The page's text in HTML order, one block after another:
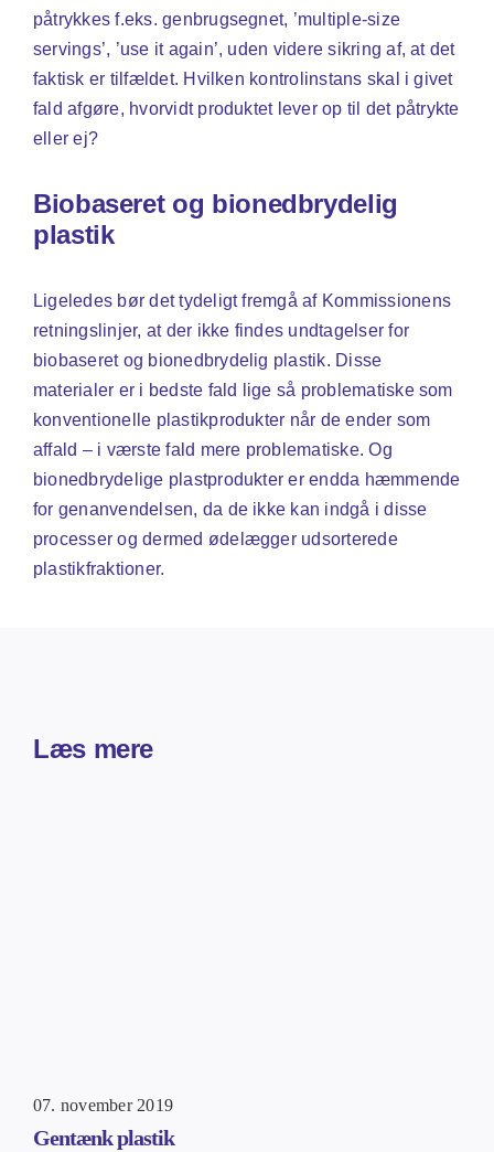
påtrykkes f.eks. genbrugsegnet, ’multiple-size
servings’, ’use it again’, uden videre sikring af, at det
faktisk er tilfældet. Hvilken kontrolinstans skal i givet
fald afgøre, hvorvidt produktet lever op til det påtrykte
eller ej?
Biobaseret og bionedbrydelig
plastik
Ligeledes bør det tydeligt fremgå af Kommissionens
retningslinjer, at der ikke findes undtagelser for
biobaseret og bionedbrydelig plastik. Disse
materialer er i bedste fald lige så problematiske som
konventionelle plastikprodukter når de ender som
affald – i værste fald mere problematiske. Og
bionedbrydelige plastprodukter er endda hæmmende
for genanvendelsen, da de ikke kan indgå i disse
processer og dermed ødelægger udsorterede
plastikfraktioner.
Læs mere
07. november 2019
Gentænk plastik